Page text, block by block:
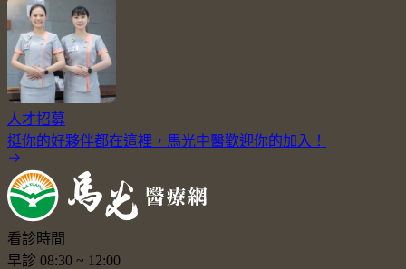
人才招募
挺你的好夥伴都在這裡，馬光中醫歡迎你的加入！
看診時間
早診 08:30 ~ 12:00